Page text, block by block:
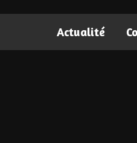
Actualité